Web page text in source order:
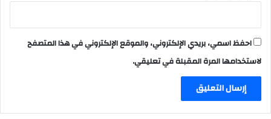
احفظ اسمي، بريدي الإلكتروني، والموقع الإلكتروني في هذا المتصفح
لاستخدامها المرة المقبلة في تعليقي.